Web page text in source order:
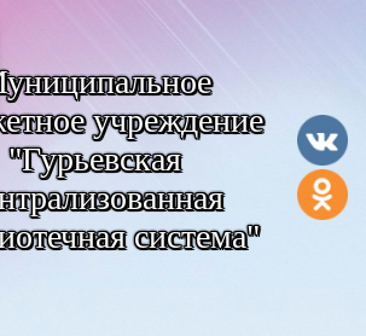
учреждение
"Гурьевская
система"